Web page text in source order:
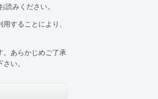
みください。
することにより、
。あらかじめご了承
い。